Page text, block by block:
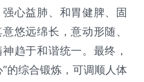
心益肺、和胃健脾、固
悠远绵长，意动形随、
趋于和谐统一。最终，
的综合锻炼，可调顺人体